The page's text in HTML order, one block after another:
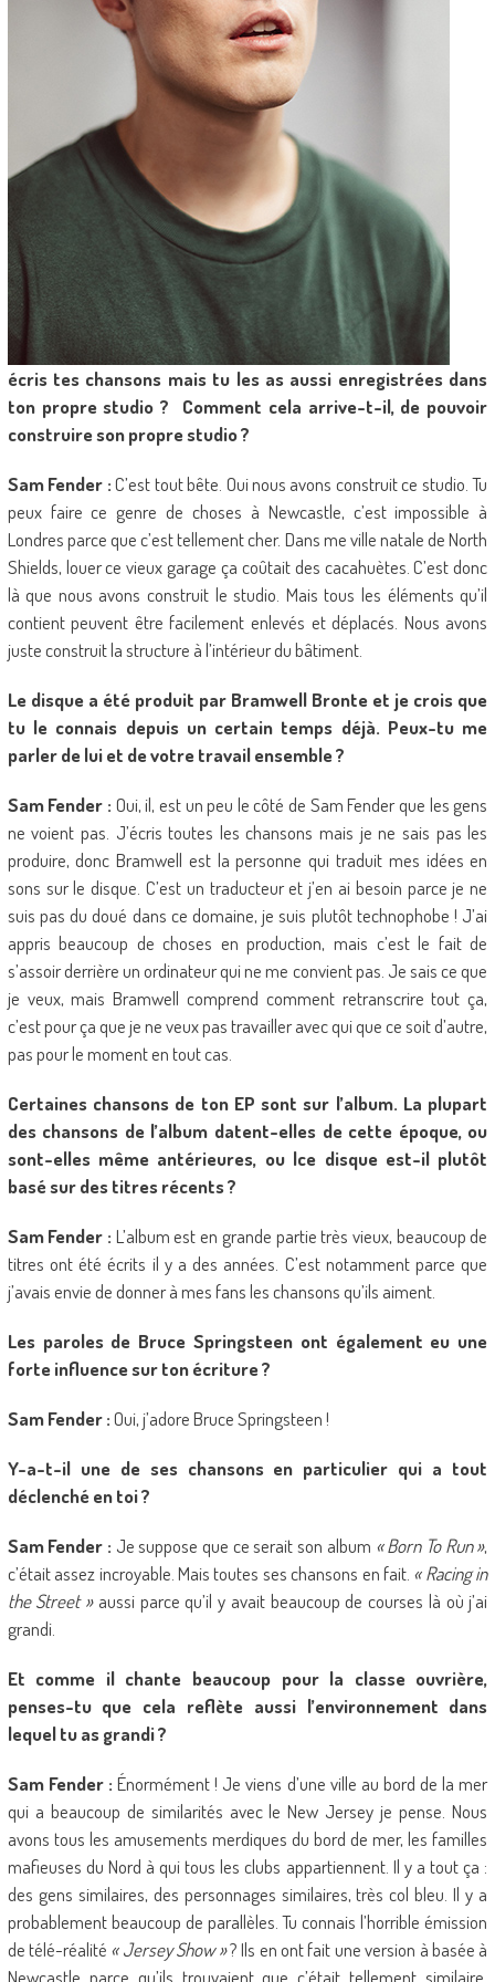
écris tes chansons mais tu les as aussi enregistrées dans
ton propre studio ? Comment cela arrive-t-il, de pouvoir
construire son propre studio ?
Sam Fender :C’est tout bête. Oui nous avons construit ce studio. Tu
peux faire ce genre de choses à Newcastle, c’est impossible à
Londres parce que c’est tellement cher. Dans me ville natale de North
Shields, louer ce vieux garage ça coûtait des cacahuètes. C’est donc
là que nous avons construit le studio. Mais tous les éléments qu’il
contient peuvent être facilement enlevés et déplacés. Nous avons
juste construit la structure à l’intérieur du bâtiment.
Le disque a été produit par Bramwell Bronte et je crois que
tu le connais depuis un certain temps déjà. Peux-tu me
parler de lui et de votre travail ensemble ?
Sam Fender : Oui, il, est un peu le côté de Sam Fender que les gens
ne voient pas. J’écris toutes les chansons mais je ne sais pas les
produire, donc Bramwell est la personne qui traduit mes idées en
sons sur le disque. C’est un traducteur et j’en ai besoin parce je ne
suis pas du doué dans ce domaine, je suis plutôt technophobe ! J’ai
appris beaucoup de choses en production, mais c’est le fait de
s’assoir derrière un ordinateur qui ne me convient pas. Je sais ce que
je veux, mais Bramwell comprend comment retranscrire tout ça,
c’est pour ça que je ne veux pas travailler avec qui que ce soit d’autre,
pas pour le moment en tout cas.
Certaines chansons de ton EP sont sur l’album. La plupart
des chansons de l’album datent-elles de cette époque, ou
sont-elles même antérieures, ou lce disque est-il plutôt
basé sur des titres récents ?
Sam Fender : L’album est en grande partie très vieux, beaucoup de
titres ont été écrits il y a des années. C’est notamment parce que
j’avais envie de donner à mes fans les chansons qu’ils aiment.
Les paroles de Bruce Springsteen ont également eu une
forte influence sur ton écriture ?
Sam Fender :Oui, j’adore Bruce Springsteen !
Y-a-t-il une de ses chansons en particulier qui a tout
déclenché en toi ?
Sam Fender : Je suppose que ce serait son album « Born To Run »,
c’était assez incroyable. Mais toutes ses chansons en fait. « Racing in
the Street »aussi parce qu’il y avait beaucoup de courses là où j’ai
grandi.
Et comme il chante beaucoup pour la classe ouvrière,
penses-tu que cela reflète aussi l’environnement dans
lequel tu as grandi ?
Sam Fender : Énormément ! Je viens d’une ville au bord de la mer
qui a beaucoup de similarités avec le New Jersey je pense. Nous
avons tous les amusements merdiques du bord de mer, les familles
mafieuses du Nord à qui tous les clubs appartiennent. Il y a tout ça :
des gens similaires, des personnages similaires, très col bleu. Il y a
probablement beaucoup de parallèles. Tu connais l’horrible émission
de télé-réalité « Jersey Show »? Ils en ont fait une version à basée à
Newcastle parce qu’ils trouvaient que c’était tellement similaire.